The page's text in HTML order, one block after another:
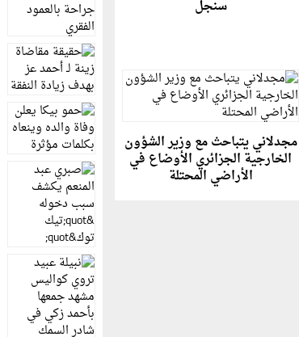
سنجل
مجدلاني يتباحث مع وزير الشؤون
الخارجية الجزائري الأوضاع في
الأراضي المحتلة